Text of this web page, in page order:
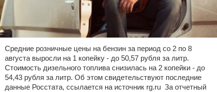
Средние розничные цены на бензин за период со 2 по 8
августа выросли на 1 копейку - до 50,57 рубля за литр.
Стоимость дизельного топлива снизилась на 2 копейки - до
54,43 рубля за литр. Об этом свидетельствуют последние
данные Росстата, ссылается на источник rg.ru За отчетный